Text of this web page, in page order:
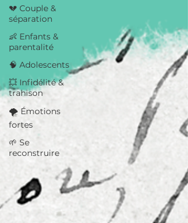
💔 Couple &
séparation
👶 Enfants &
parentalité
🧠 Adolescents
💥 Infidélité &
trahison
🌪️ Émotions
fortes
🌱 Se
reconstruire